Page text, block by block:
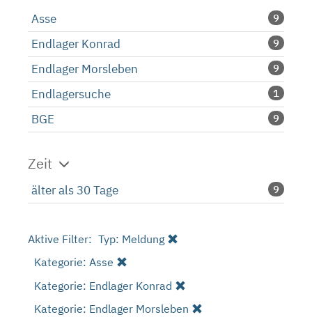
Asse 9
Endlager Konrad 9
Endlager Morsleben 9
Endlagersuche 1
BGE 9
Zeit
älter als 30 Tage 9
Aktive Filter: Typ: Meldung
Kategorie: Asse
Kategorie: Endlager Konrad
Kategorie: Endlager Morsleben